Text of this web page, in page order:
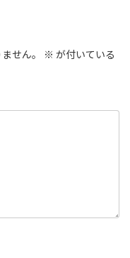
せん。 ※ が付いている